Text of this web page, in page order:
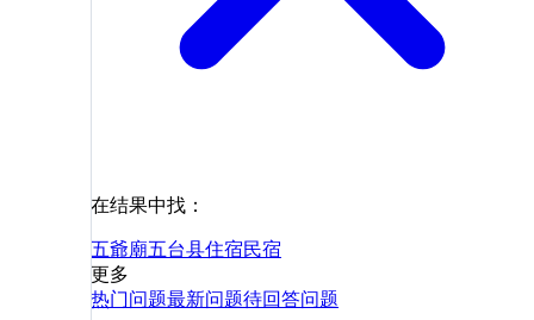
在结果中找：
五爺廟五台县住宿民宿
更多
热门问题最新问题待回答问题